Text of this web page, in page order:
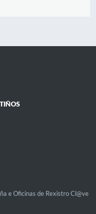
e Oficinas de Rexistro Cl@ve